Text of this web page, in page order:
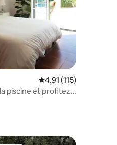
10 commentaires : 4,7 sur 5
Évaluation moyenne
4,91 (115)
piscine et profitez